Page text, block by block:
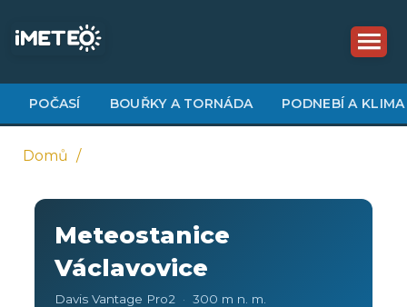
obsahu
POČASÍ BOUŘKY A TORNÁDA PODNEBÍ A KLIMA
Drobečková
navigace
Domů
Meteostanice
Václavovice
Davis Vantage Pro2
300 m n. m.